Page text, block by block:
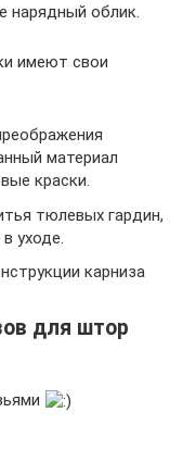
нарядный облик.
имеют свои
материал
краски.
тюлевых гардин,
уходе.
карниза
для штор